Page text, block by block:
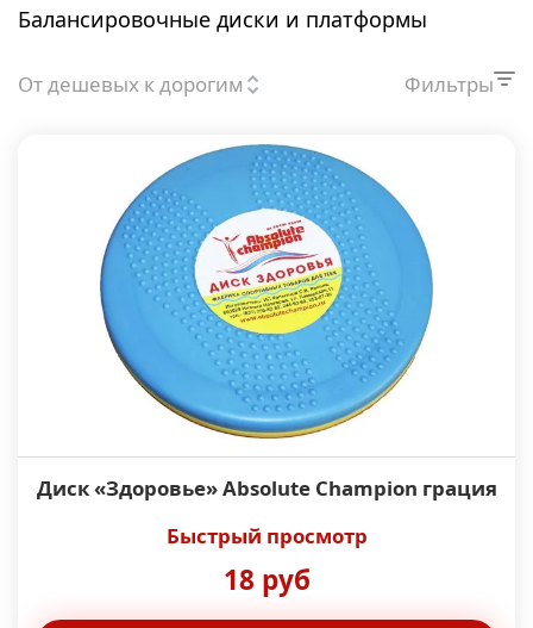
Балансировочные диски и платформы
От дешевых к дорогим Фильтры
Диск «Здоровье» Absolute Champion грация
Быстрый просмотр
18 руб